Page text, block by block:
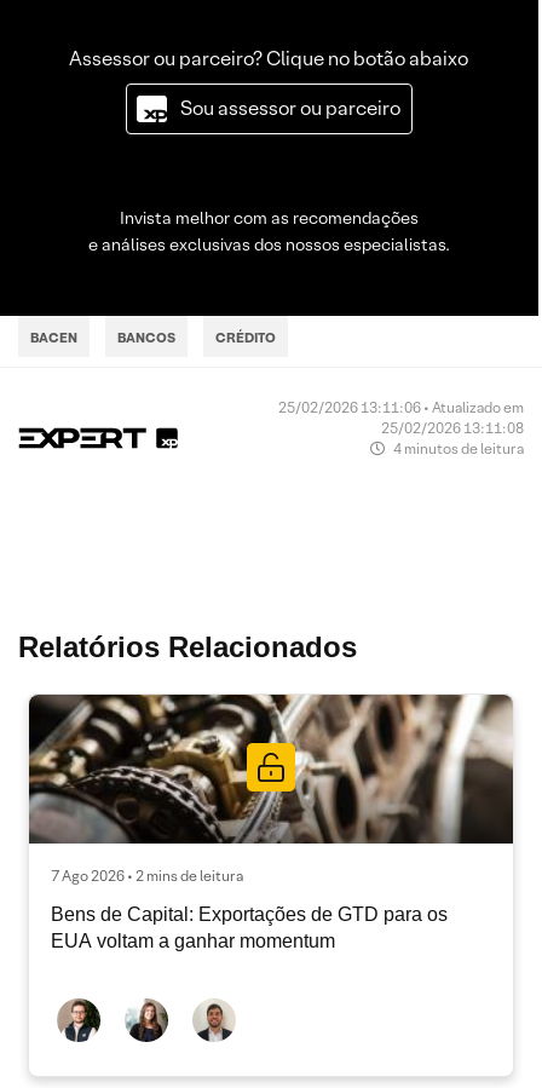
Assessor ou parceiro? Clique no botão abaixo
Sou assessor ou parceiro
Invista melhor com as recomendações
e análises exclusivas dos nossos especialistas.
BACEN BANCOS CRÉDITO
25/02/2026 13:11:06 • Atualizado em
25/02/2026 13:11:08
4 minutos de leitura
Relatórios Relacionados
7 Ago 2026 • 2 mins de leitura
Bens de Capital: Exportações de GTD para os
EUA voltam a ganhar momentum